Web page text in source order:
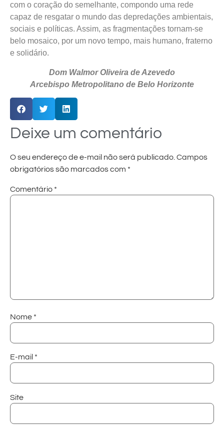
com o coração do semelhante, compondo uma rede
capaz de resgatar o mundo das depredações ambientais,
sociais e políticas. Assim, as fragmentações tornam-se
belo mosaico, por um novo tempo, mais humano, fraterno
e solidário.
Dom Walmor Oliveira de Azevedo
Arcebispo Metropolitano de Belo Horizonte
Deixe um comentário
O seu endereço de e-mail não será publicado. Campos
obrigatórios são marcados com *
Comentário *
Nome *
E-mail *
Site